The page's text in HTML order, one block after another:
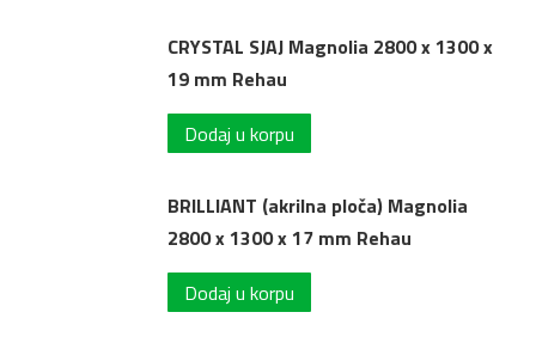
CRYSTAL SJAJ Magnolia 2800 x 1300 x
19 mm Rehau
Dodaj u korpu
BRILLIANT (akrilna ploča) Magnolia
2800 x 1300 x 17 mm Rehau
Dodaj u korpu